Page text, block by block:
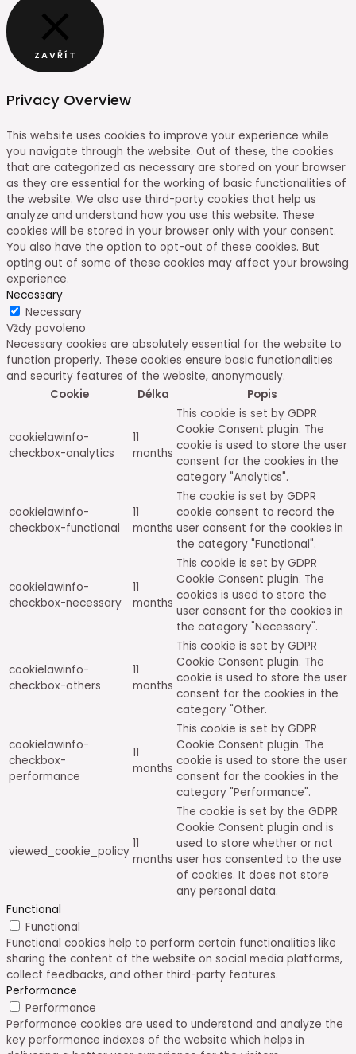
ZAVŘÍT
Privacy Overview
This website uses cookies to improve your experience while
you navigate through the website. Out of these, the cookies
that are categorized as necessary are stored on your browser
as they are essential for the working of basic functionalities of
the website. We also use third-party cookies that help us
analyze and understand how you use this website. These
cookies will be stored in your browser only with your consent.
You also have the option to opt-out of these cookies. But
opting out of some of these cookies may affect your browsing
experience.
Necessary
Necessary
Vždy povoleno
Necessary cookies are absolutely essential for the website to
function properly. These cookies ensure basic functionalities
and security features of the website, anonymously.
Cookie
Délka Popis
cookielawinfo-
checkbox-analytics
11
months
This cookie is set by GDPR
Cookie Consent plugin. The
cookie is used to store the user
consent for the cookies in the
category "Analytics".
cookielawinfo-
checkbox-functional
11
months
The cookie is set by GDPR
cookie consent to record the
user consent for the cookies in
the category "Functional".
cookielawinfo-
checkbox-necessary
11
months
This cookie is set by GDPR
Cookie Consent plugin. The
cookies is used to store the
user consent for the cookies in
the category "Necessary".
cookielawinfo-
checkbox-others
11
months
This cookie is set by GDPR
Cookie Consent plugin. The
cookie is used to store the user
consent for the cookies in the
category "Other.
cookielawinfo-
checkbox-
performance
11
months
This cookie is set by GDPR
Cookie Consent plugin. The
cookie is used to store the user
consent for the cookies in the
category "Performance".
viewed_cookie_policy
11
months
The cookie is set by the GDPR
Cookie Consent plugin and is
used to store whether or not
user has consented to the use
of cookies. It does not store
any personal data.
Functional
Functional
Functional cookies help to perform certain functionalities like
sharing the content of the website on social media platforms,
collect feedbacks, and other third-party features.
Performance
Performance
Performance cookies are used to understand and analyze the
key performance indexes of the website which helps in